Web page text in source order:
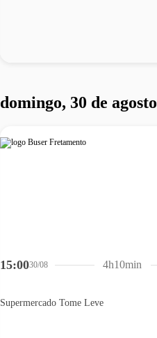
domingo, 30 de agosto
15:0030/08
Supermercado Tome Leve
4h10min